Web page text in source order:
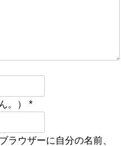
。） *
ラウザーに自分の名前、